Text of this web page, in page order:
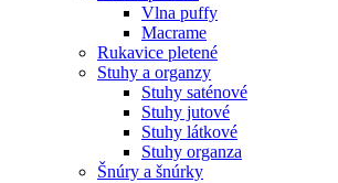
Vlna puffy
Macrame
Rukavice pletené
Stuhy a organzy
Stuhy saténové
Stuhy jutové
Stuhy látkové
Stuhy organza
Šnúry a šnúrky